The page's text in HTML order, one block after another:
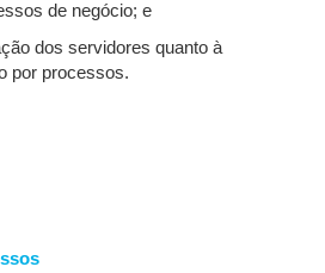
de negócio; e
dos servidores quanto à
por processos.